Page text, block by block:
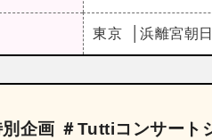
東京 浜離宮朝
企画 ＃Tuttiコンサー